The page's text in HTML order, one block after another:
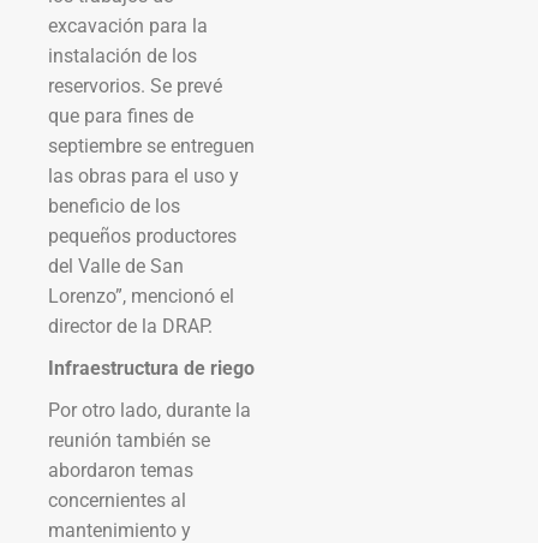
excavación para la
instalación de los
reservorios. Se prevé
que para fines de
septiembre se entreguen
las obras para el uso y
beneficio de los
pequeños productores
del Valle de San
Lorenzo”, mencionó el
director de la DRAP.
Infraestructura de riego
Por otro lado, durante la
reunión también se
abordaron temas
concernientes al
mantenimiento y